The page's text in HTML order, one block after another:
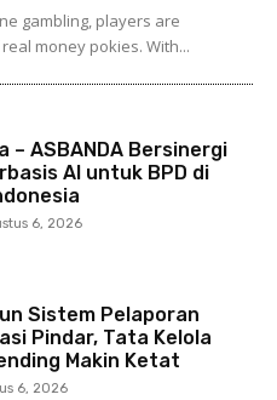
gambling, players are
money pokies. With...
– ASBANDA Bersinergi
AI untuk BPD di
6, 2026
Sistem Pelaporan
Pindar, Tata Kelola
Makin Ketat
6, 2026